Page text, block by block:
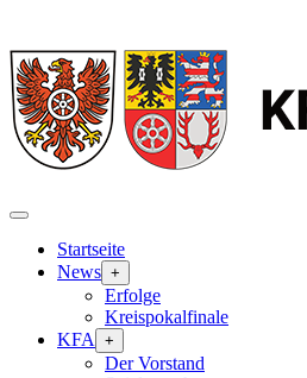
Startseite
News +
Erfolge
Kreispokalfinale
KFA
+
Der Vorstand